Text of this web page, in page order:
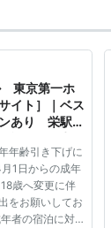
東京第一ホ
イト］｜ベス
あり 栄駅直
年齢引き下げに
1日からの成年
歳へ変更に伴
をお願いしてお
者の宿泊に対